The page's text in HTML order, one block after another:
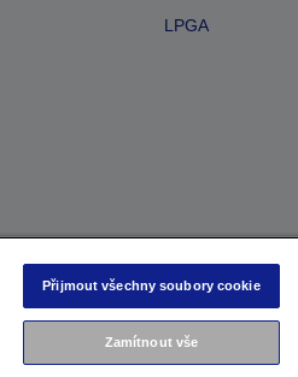
LPGA
Prohlášení o ochraně osobních
Přijmout všechny soubory cookie
Zamítnout vše